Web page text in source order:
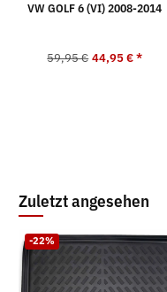
VW GOLF 6 (VI) 2008-2014
59,95 € 44,95 €*
Zuletzt angesehen
-22%